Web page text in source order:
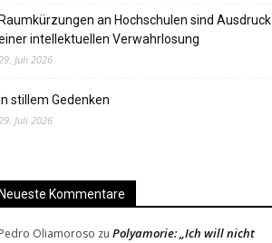
Raumkürzungen an Hochschulen sind Ausdruck
intellektuellen Verwahrlosung
Juli 2026
In stillem Gedenken
Juli 2026
Neueste Kommentare
Pedro Oliamoroso zu Polyamorie: „Ich will nicht